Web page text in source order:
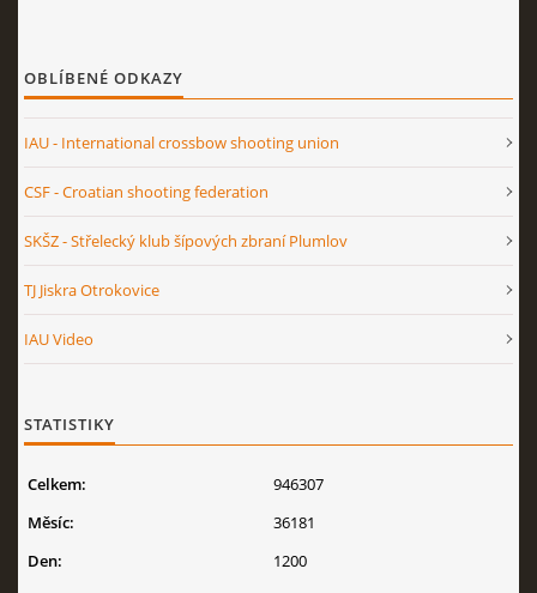
OBLÍBENÉ ODKAZY
IAU - International crossbow shooting union
CSF - Croatian shooting federation
SKŠZ - Střelecký klub šípových zbraní Plumlov
TJ Jiskra Otrokovice
IAU Video
STATISTIKY
Celkem:
946307
Měsíc:
36181
Den:
1200